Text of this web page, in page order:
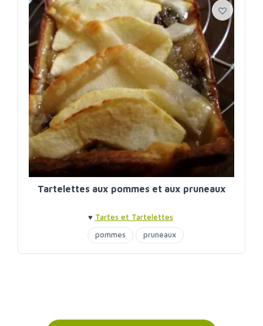
Tartelettes aux pommes et aux pruneaux
♥ Tartes et Tartelettes
pommes
pruneaux